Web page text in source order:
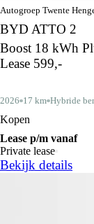
Autogroep Twente
BYD ATTO 2
Boost 18 kWh
Lease 599,-
2026 17 km Hybride
Kopen
Lease p/m vanaf
Private lease
Bekijk details